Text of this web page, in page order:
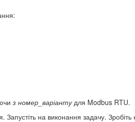
з номер_варіантудля Modbus RTU.
на виконання задачу. Зробіть